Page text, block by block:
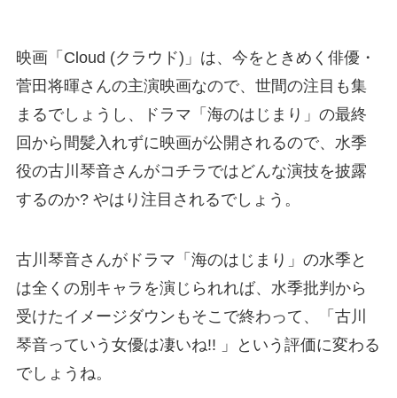
映画「Cloud (クラウド)」は、今をときめく俳優・
菅田将暉さんの主演映画なので、世間の注目も集
まるでしょうし、ドラマ「海のはじまり」の最終
回から間髪入れずに映画が公開されるので、水季
役の古川琴音さんがコチラではどんな演技を披露
するのか? やはり注目されるでしょう。
古川琴音さんがドラマ「海のはじまり」の水季と
は全くの別キャラを演じられれば、水季批判から
受けたイメージダウンもそこで終わって、「古川
琴音っていう女優は凄いね!! 」という評価に変わる
でしょうね。